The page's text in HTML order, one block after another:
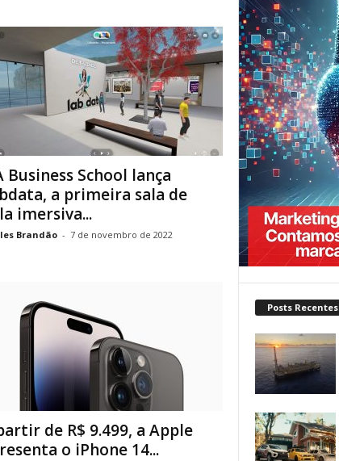
Business School lança
a primeira sala de
imersiva...
Brandão - 7 de novembro de 2022
de R$ 9.499, a Apple
o iPhone 14...
Posts Recentes